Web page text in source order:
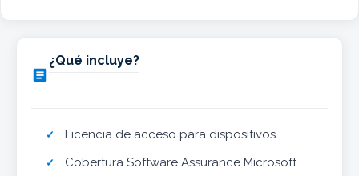

¿Qué incluye?
Licencia de acceso para dispositivos
Cobertura Software Assurance Microsoft